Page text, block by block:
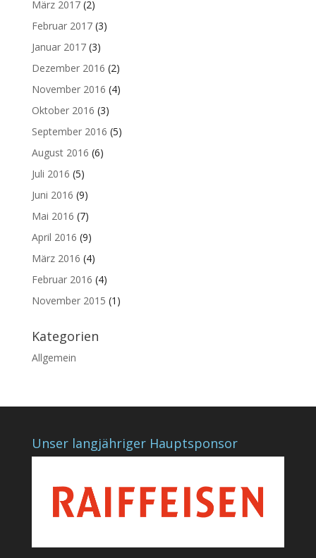
März 2017(2)
Februar 2017(3)
Januar 2017(3)
Dezember 2016 (2)
November 2016 (4)
Oktober 2016 (3)
September 2016 (5)
August 2016 (6)
Juli 2016 (5)
Juni 2016 (9)
Mai 2016 (7)
April 2016 (9)
März 2016 (4)
Februar 2016 (4)
November 2015 (1)
Kategorien
Allgemein
Unser langjähriger Hauptsponsor